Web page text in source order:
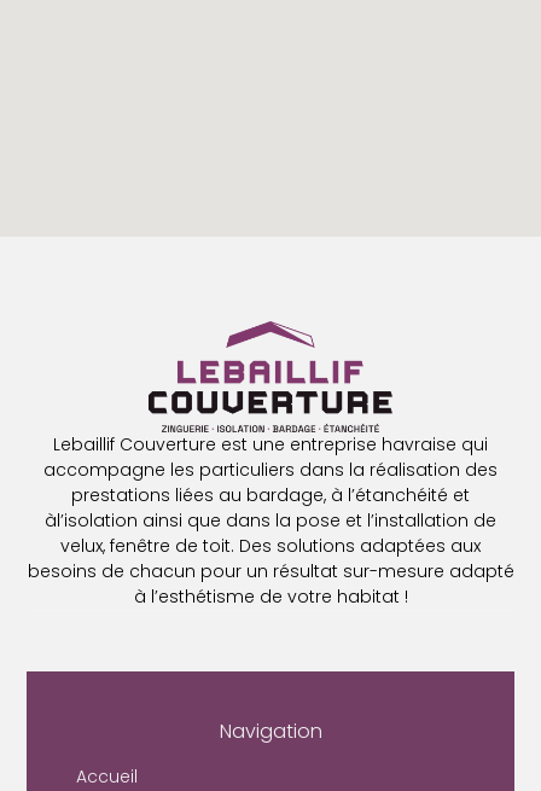
Lebaillif Couverture est une entreprise havraise qui
accompagne les particuliers dans la réalisation des
prestations liées au bardage, à l’étanchéité et
àl’isolation ainsi que dans la pose et l’installation de
velux, fenêtre de toit. Des solutions adaptées aux
besoins de chacun pour un résultat sur-mesure adapté
à l’esthétisme de votre habitat !
Navigation
Accueil